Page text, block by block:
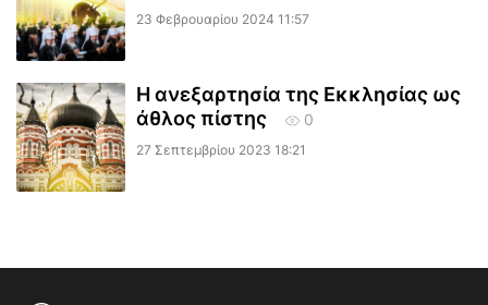
23 Φεβρουαρίου 2024 11:57
Η ανεξαρτησία της Εκκλησίας ως
άθλος πίστης
0
27 Σεπτεμβρίου 2023 18:21